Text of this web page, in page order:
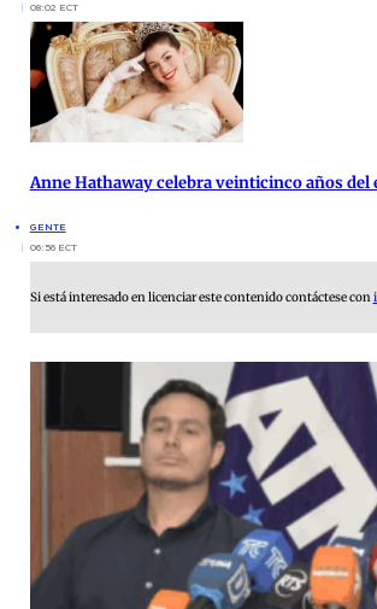
08:02 ECT
Anne Hathaway celebra veinticinco años del
GENTE
06:56 ECT
Si está interesado en licenciar este contenido contáctese con